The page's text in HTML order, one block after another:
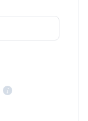
i